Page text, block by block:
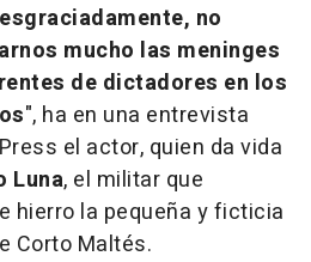
no
mucho las meninges
de dictadores en los
", ha en una entrevista
el actor, quien da vida
Luna, el militar que
hierro la pequeña y ficticia
Corto Maltés.